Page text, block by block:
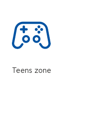
Teens zone